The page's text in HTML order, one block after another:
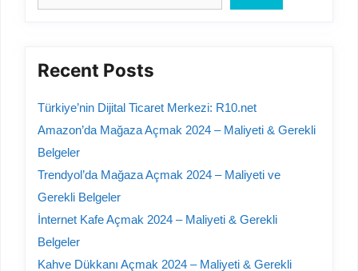
Recent Posts
Türkiye’nin Dijital Ticaret Merkezi: R10.net
Amazon’da Mağaza Açmak 2024 – Maliyeti & Gerekli
Belgeler
Trendyol’da Mağaza Açmak 2024 – Maliyeti ve
Gerekli Belgeler
İnternet Kafe Açmak 2024 – Maliyeti & Gerekli
Belgeler
Kahve Dükkanı Açmak 2024 – Maliyeti & Gerekli